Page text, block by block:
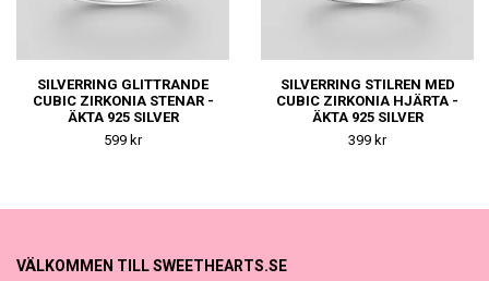
SILVERRING GLITTRANDE
CUBIC ZIRKONIA STENAR -
ÄKTA 925 SILVER
599 kr
SILVERRING STILREN MED
CUBIC ZIRKONIA HJÄRTA -
ÄKTA 925 SILVER
399 kr
VÄLKOMMEN TILL SWEETHEARTS.SE